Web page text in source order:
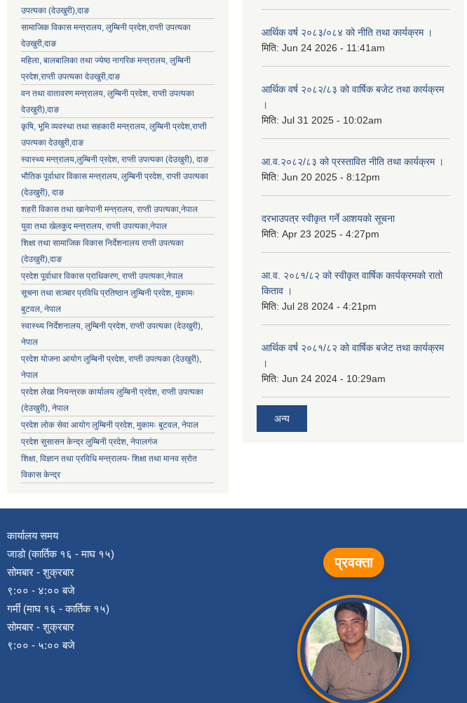
उपत्यका (देउखुरी),दाङ
सामाजिक विकास मन्‍‍त्रालय, लुम्बिनी प्रदेश,राप्ती उपत्यका
देउखुरी,दाङ
महिला, बालबालिका तथा ज्येष्ठ नागरिक मन्त्रालय, लुम्बिनी
प्रदेश,राप्ती उपत्यका देउखुरी,दाङ
वन तथा वातावरण मन्त्रालय, लुम्बिनी प्रदेश, राप्ती उपत्यका
देउखुरी),दाङ
कृषि, भूमि व्यवस्था तथा सहकारी मन्त्रालय, लुम्बिनी प्रदेश,राप्ती
उपत्यका देउखुरी,दाङ
स्वास्थ्य मन्त्रालय,लुम्बिनी प्रदेश, राप्ती उपत्यका (देउखुरी), दाङ
भौतिक पूर्वाधार विकास मन्त्रालय, लुम्बिनी प्रदेश, राप्ती उपत्यका
(देउखुरी), दाङ
शहरी विकास तथा खानेपानी मन्त्रालय, राप्ती उपत्यका,नेपाल
युवा तथा खेलकुद मन्त्रालय, राप्ती उपत्यका,नेपाल
शिक्षा तथा सामाजिक विकास निर्देशनालय राप्ती उपत्यका
(देउखुरी),दाङ
प्रदेश पूर्वाधार विकास प्राधिकरण, राप्ती उपत्यका,नेपाल
सूचना तथा सञ्चार प्रविधि प्रतिष्ठान लुम्बिनी प्रदेश, मुकामः
बुटवल, नेपाल
स्वास्थ्य निर्देशनालय, लुम्बिनी प्रदेश, राप्ती उपत्यका (देउखुरी),
नेपाल
प्रदेश योजना आयोग लुम्बिनी प्रदेश, राप्ती उपत्यका (देउखुरी),
नेपाल
प्रदेश लेखा नियन्त्रक कार्यालय लुम्बिनी प्रदेश, राप्ती उपत्यका
(देउखुरी), नेपाल
प्रदेश लोक सेवा आयोग लुम्बिनी प्रदेश, मुकामः बुटवल, नेपाल
प्रदेश सुसासन केन्द्र लुम्बिनी प्रदेश, नेपालगंज
शिक्षा, विज्ञान तथा प्रविधि मन्त्रालय- शिक्षा तथा मानव स्रोत
विकास केन्द्र
आर्थिक वर्ष २०८३/०८४ को नीति तथा कार्यक्रम ।
मिति: Jun 24 2026 - 11:41am
आर्थिक वर्ष २०८२/८३ को वार्षिक बजेट तथा कार्यक्रम
।
मिति: Jul 31 2025 - 10:02am
आ.व.२०८२/८३ को प्रस्तावित नीति तथा कार्यक्रम ।
मिति: Jun 20 2025 - 8:12pm
दरभाउपत्र स्वीकृत गर्ने आशयकाे सूचना
मिति: Apr 23 2025 - 4:27pm
आ.व. २०८१/८२ को स्वीकृत वार्षिक कार्यक्रमको रातो
किताव ।
मिति: Jul 28 2024 - 4:21pm
आर्थिक वर्ष २०८१/८२ को वार्षिक बजेट तथा कार्यक्रम
।
मिति: Jun 24 2024 - 10:29am
अन्य
कार्यालय समय
जाडो (कार्तिक १६ - माघ १५)
सोमबार - शुक्रबार
९:०० - ४:०० बजे
गर्मी (माघ १६ - कार्तिक १५)
सोमबार - शुक्रबार
९:०० - ५:०० बजे
प्रवक्ता